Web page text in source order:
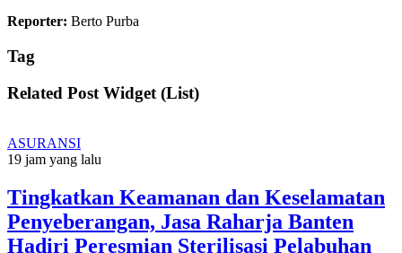
Reporter: Berto Purba
Tag
Related Post Widget (List)
ASURANSI
19 jam yang lalu
Tingkatkan Keamanan dan Keselamatan
Penyeberangan, Jasa Raharja Banten
Hadiri Peresmian Sterilisasi Pelabuhan